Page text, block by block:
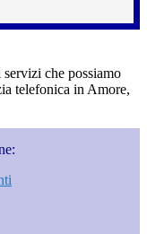
che possiamo
telefonica in Amore,